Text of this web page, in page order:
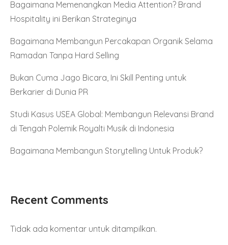
Bagaimana Memenangkan Media Attention? Brand
Hospitality ini Berikan Strateginya
Bagaimana Membangun Percakapan Organik Selama
Ramadan Tanpa Hard Selling
Bukan Cuma Jago Bicara, Ini Skill Penting untuk
Berkarier di Dunia PR
Studi Kasus USEA Global: Membangun Relevansi Brand
di Tengah Polemik Royalti Musik di Indonesia
Bagaimana Membangun Storytelling Untuk Produk?
Recent Comments
Tidak ada komentar untuk ditampilkan.